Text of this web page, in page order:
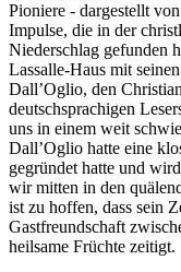
Pioniere - dargestellt
Impulse, die in der
Niederschlag gefunden
Lassalle-Haus mit
Dall’Oglio, den
deutschsprachigen
uns in einem weit
Dall’Oglio hatte eine
gegründet hatte und
wir mitten in den
ist zu hoffen, dass sein
Gastfreundschaft
heilsame Früchte zeitigt.